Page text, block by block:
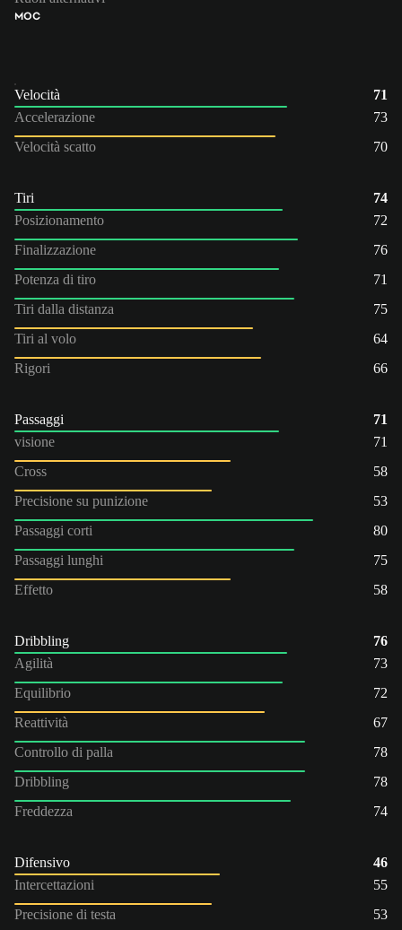
MOC
Velocità
71
Accelerazione
73
Velocità scatto
70
Tiri
74
Posizionamento
72
Finalizzazione
76
Potenza di tiro
71
Tiri dalla distanza
75
Tiri al volo
64
Rigori
66
Passaggi
71
visione
71
Cross
58
Precisione su punizione
53
Passaggi corti
80
Passaggi lunghi
75
Effetto
58
Dribbling
76
Agilità
73
Equilibrio
72
Reattività
67
Controllo di palla
78
Dribbling
78
Freddezza
74
Difensivo
46
Intercettazioni
55
Precisione di testa
53